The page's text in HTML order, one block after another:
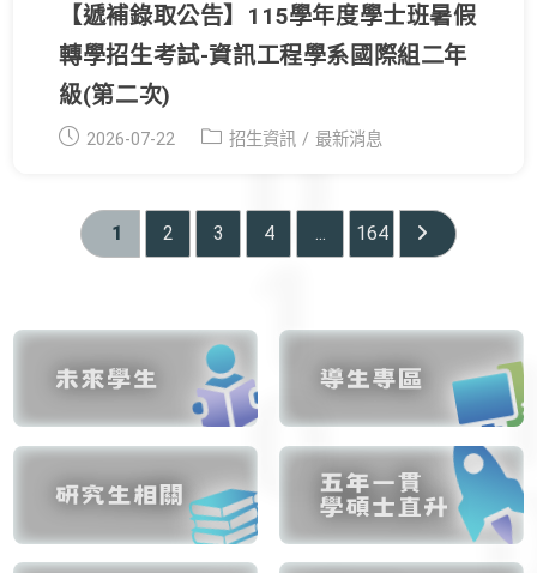
【遞補錄取公告】115學年度學士班暑假
轉學招生考試-資訊工程學系國際組二年
級(第二次)
Post
2026-07-22 Post
招生資訊 / 最新消息
1 2 3 4 ... 164 Go to the next